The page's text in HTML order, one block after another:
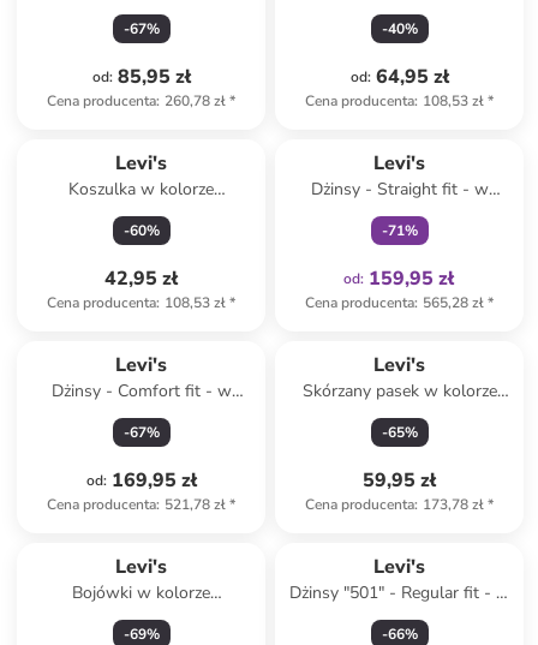
-67%
od: 85,95 zł
Cena producenta: 260,78 zł*
-40%
od: 64,95 zł
Cena producenta: 108,53 zł*
Levi's
Koszulka w kolorze
czerwonym
-60%
42,95 zł
Cena producenta: 108,53 zł*
Levi's
Dżinsy - Straight fit - w
kolorze błękitnym
-71%
od: 159,95 zł
Cena producenta: 565,28 zł*
Levi's
Dżinsy - Comfort fit - w
kolorze granatowym
-67%
od: 169,95 zł
Cena producenta: 521,78 zł*
Levi's
Skórzany pasek w kolorze
brązowym
-65%
59,95 zł
Cena producenta: 173,78 zł*
Levi's
Bojówki w kolorze
oliwkowym
-69%
Levi's
Dżinsy "501" - Regular fit - w
kolorze niebieskim
-66%